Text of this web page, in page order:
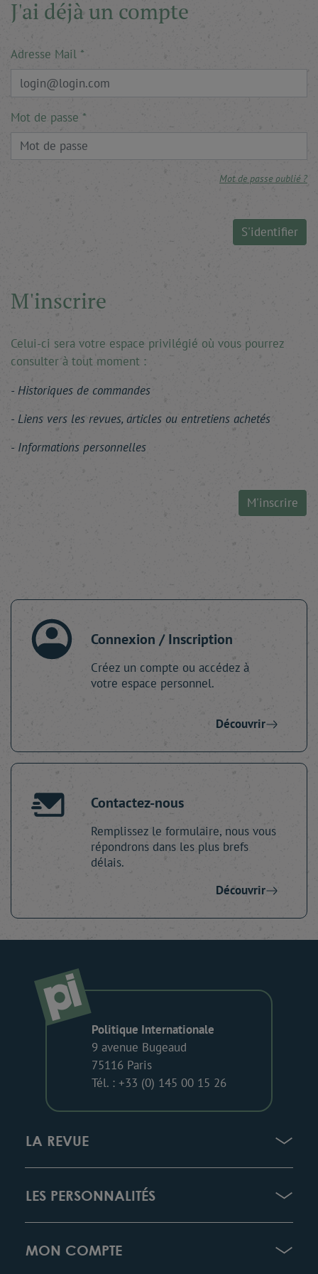
J'ai déjà un compte
Adresse Mail
Mot de passe
Mot de passe oublié ?
S'identifier
M'inscrire
Celui-ci sera votre espace privilégié où vous pourrez
consulter à tout moment :
Historiques de commandes
Liens vers les revues, articles ou entretiens achetés
Informations personnelles
M'inscrire
Connexion / Inscription
Créez un compte ou accédez à
votre espace personnel.
Découvrir
Contactez-nous
Remplissez le formulaire, nous vous
répondrons dans les plus brefs
délais.
Découvrir
Politique Internationale
9 avenue Bugeaud
75116 Paris
Tél. : +33 (0) 145 00 15 26
LA REVUE
LES PERSONNALITÉS
MON COMPTE